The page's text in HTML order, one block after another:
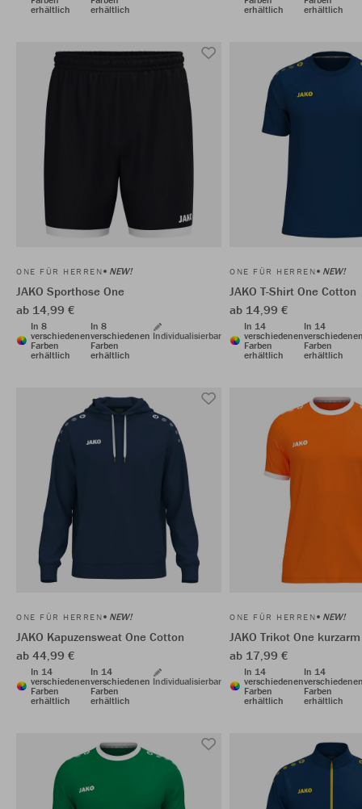
erhältlich
erhältlich
erhältlich
erhältlich
ONE FÜR HERREN NEW!
JAKO Sporthose One
ab 14,99 €
In 8
verschiedenen
Farben
erhältlich
In 8
verschiedenen
Farben
erhältlich
Individualisierbar
ONE FÜR HERREN NEW!
JAKO T-Shirt One Cotton
ab 14,99 €
In 14
verschiedenen
Farben
erhältlich
In 14
Farben
erhältlich
ONE FÜR HERREN NEW!
JAKO Kapuzensweat One Cotton
ab 44,99 €
In 14
verschiedenen
Farben
erhältlich
In 14
verschiedenen
Farben
erhältlich
Individualisierbar
ONE FÜR HERREN NEW!
JAKO Trikot One kurzarm
ab 17,99 €
In 14
verschiedenen
Farben
erhältlich
In 14
Farben
erhältlich